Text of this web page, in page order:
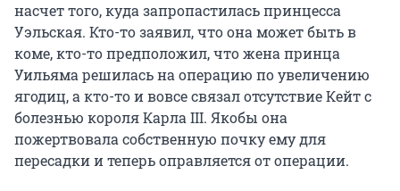
насчет того, куда запропастилась принцесса
Уэльская. Кто-то заявил, что она может быть в
коме, кто-то предположил, что жена принца
Уильяма решилась на операцию по увеличению
ягодиц, а кто-то и вовсе связал отсутствие Кейт с
болезнью короля Карла III. Якобы она
пожертвовала собственную почку ему для
пересадки и теперь оправляется от операции.